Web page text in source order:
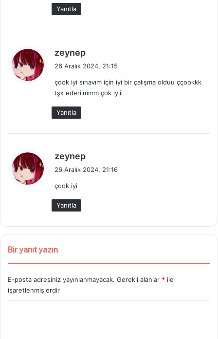
Yanıtla
zeynep
i
k
26 Aralık 2024, 21:15
çook iyi sınavım için iyi bir çalışma olduu ççookkk
tşk ederiimmm çok iyiii
Yanıtla
zeynep
26 Aralık 2024, 21:16
çook iyi
Yanıtla
Bir yanıt yazın
E-posta adresiniz yayınlanmayacak. Gerekli alanlar * ile
işaretlenmişlerdir